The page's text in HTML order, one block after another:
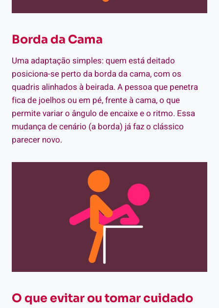
Borda da Cama
Uma adaptação simples: quem está deitado
posiciona-se perto da borda da cama, com os
quadris alinhados à beirada. A pessoa que penetra
fica de joelhos ou em pé, frente à cama, o que
permite variar o ângulo de encaixe e o ritmo. Essa
mudança de cenário (a borda) já faz o clássico
parecer novo.
O que evitar ou tomar cuidado